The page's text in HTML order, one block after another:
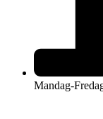
Mandag-